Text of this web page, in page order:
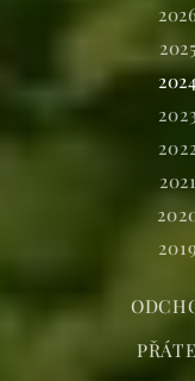
2025
2024
2021
2019